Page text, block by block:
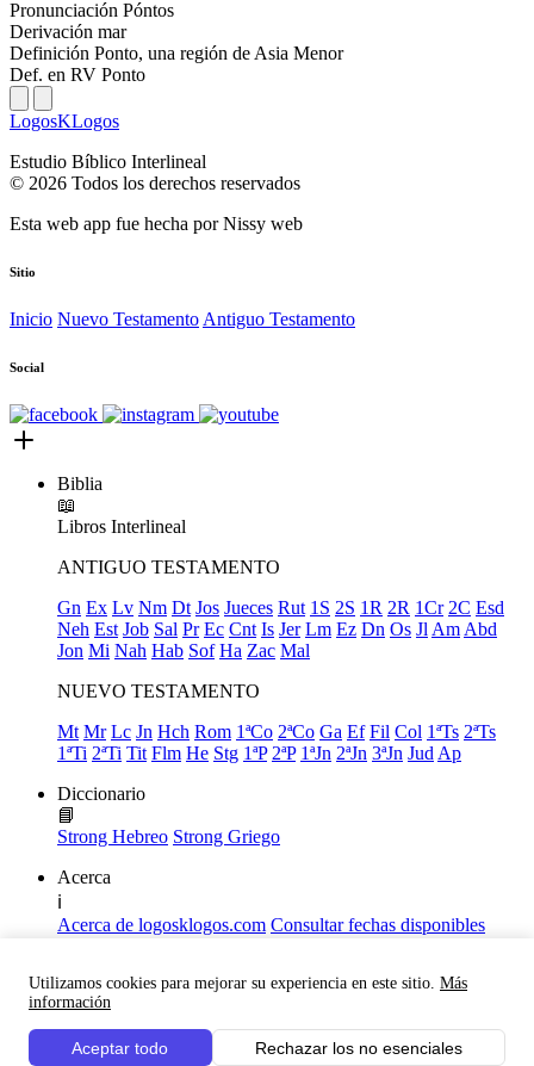
Utilizamos cookies para mejorar su experiencia en este sitio. Más
información
Aceptar todo Rechazar los no esenciales
Pronunciación Póntos
Derivación mar
Definición Ponto, una región de Asia Menor
Def. en RV Ponto
LogosKLogos
Estudio Bíblico Interlineal
© 2026 Todos los derechos reservados
Esta web app fue hecha porNissy web
Sitio
Inicio Nuevo Testamento Antiguo Testamento
Social
Biblia
📖
Libros Interlineal
ANTIGUO TESTAMENTO
Gn Ex Lv Nm Dt Jos Jueces Rut 1S 2S 1R 2R 1Cr 2C Esd
Neh Est Job Sal Pr Ec Cnt Is Jer Lm Ez Dn Os Jl Am Abd
Jon Mi Nah Hab Sof Ha Zac Mal
NUEVO TESTAMENTO
Mt Mr Lc Jn Hch Rom 1ªCo 2ªCo Ga Ef Fil Col 1ªTs 2ªTs
1ªTi 2ªTi Tit Flm He Stg 1ªP 2ªP 1ªJn 2ªJn 3ªJn Jud Ap
Diccionario
📘
Strong Hebreo Strong Griego
Acerca
ℹ️
Acerca de logosklogos.com Consultar fechas disponibles
Links útiles
Facebook